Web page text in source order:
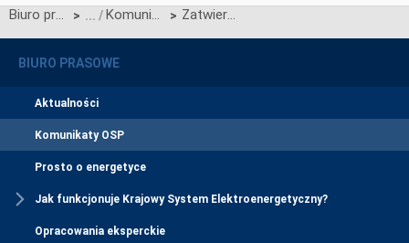
Biuro prasowe > Komunikaty OSP > Zatwierdzenie Karty aktualizacji nr CC/06/2026 do IRiESP-OIRE
BIURO PRASOWE
Aktualności
Komunikaty OSP
Prosto o energetyce
Jak funkcjonuje Krajowy System Elektroenergetyczny?
Opracowania eksperckie